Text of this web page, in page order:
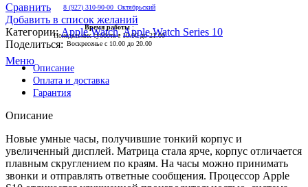
8 (927) 310-90-00 Октябрьский
Время работы:
Понедельник суббота с 10.00 до 21.00
Воскресенье с 10.00 до 20.00
Меню
Сравнить
Добавить в список желаний
Категории: Apple Watch,Apple Watch Series 10
Поделиться:
Описание
Оплата и доставка
Гарантия
Описание
Новые умные часы, получившие тонкий корпус и
увеличенный дисплей. Матрица стала ярче, корпус отличается
плавным скруглением по краям. На часы можно принимать
звонки и отправлять ответные сообщения. Процессор Apple